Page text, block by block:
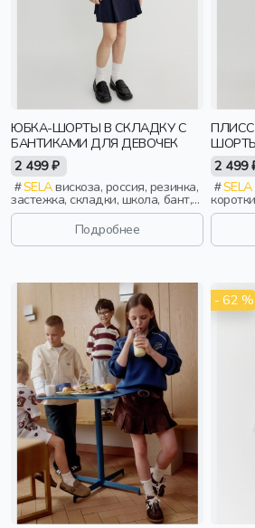
ЮБКА-ШОРТЫ В СКЛАДКУ С
БАНТИКАМИ ДЛЯ ДЕВОЧЕК
2 499 ₽
SELAвискоза, россия, резинка,
застежка, складки, школа, бант,
девочки, дети
Подробнее
2 499
SELAвискоза, россия,
- 62 %